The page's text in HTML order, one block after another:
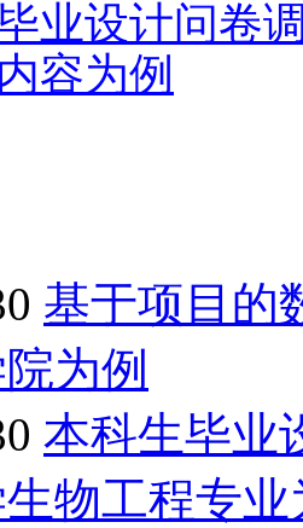
业设计问卷
容为例
基于项目
为例
本科生毕业
物工程专业